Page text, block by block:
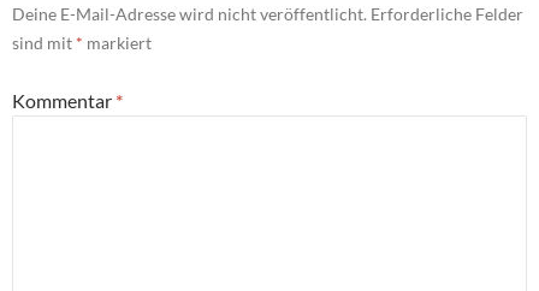
Deine E-Mail-Adresse wird nicht veröffentlicht. Erforderliche Felder
sind mit * markiert
Kommentar *